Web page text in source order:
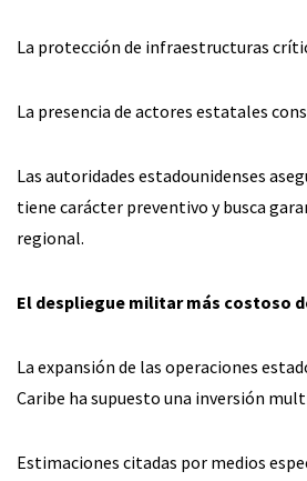
La protección de infraestructuras
La presencia de actores estatales
Las autoridades estadounidenses
tiene carácter preventivo y busca
regional.
El despliegue militar más costoso
La expansión de las operaciones
Caribe ha supuesto una inversión
Estimaciones citadas por medios